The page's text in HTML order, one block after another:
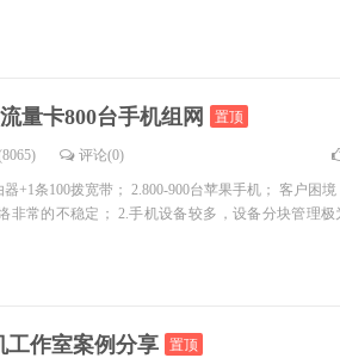
量卡800台手机组网 置顶
评论(0)
+1条100拨宽带； 2.800-900台苹果手机； 客户困境
非常的不稳定； 2.手机设备较多，设备分块管理极
工作室案例分享 置顶